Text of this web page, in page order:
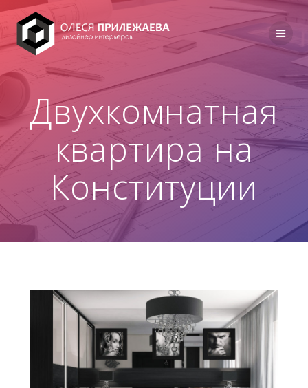
к
содержимому
Двухкомнатная
квартира на
Конституции